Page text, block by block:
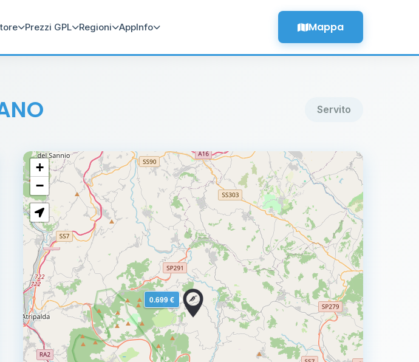
Prezzi GPL Regioni AppInfo Mappa
Servito
0.699 €
+
−